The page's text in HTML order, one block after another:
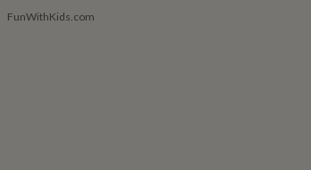
FunWithKids.com